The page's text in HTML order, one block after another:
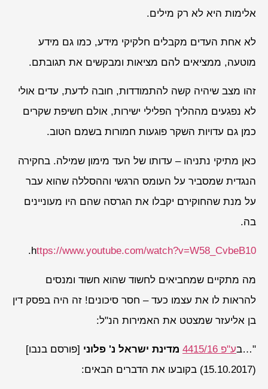
אלימות היא לא רק מילים.
לא אחת העדים מקבלים חלקיקי מידע, כמו גם מידע
מוטעה, ממציאים להם מציאות ומבקשים את תגובתם.
זהו מצב שיהיה קשה להתמודדות, חובה לדעת, עדים אולי
לא נפגעים מההליך הפלילי ישירות, אולם חשיפת שקרים
כמן גם עדויות השקר פוגעות חמורות בשמם הטוב.
כאן מתיקי נתניהו – עדותו של העד מימון שמילה. בחקירה
הנגדית שמסביר על העומס הרגשי וההסללה שהוא עבר
על מנת שהחוקירם יקבלו את הגרסה שהם היו מעוניינים
בה.
https://www.youtube.com/watch?v=W58_CvbeB10
.
מה מתקיים שמחביאים לחשוד שהוא חשוד ומנסים
להראות לו את עצמו כעד – חסר סיכונים! זה היה בפסק דין
בן אליעזר שמצטט את האמירות הנ"ל:
"…בע"פ 4415/16 מדינת ישראל נ' פלוני [פורסם בנבו]
(15.10.2017) בקובעו את הדברים הבאים: